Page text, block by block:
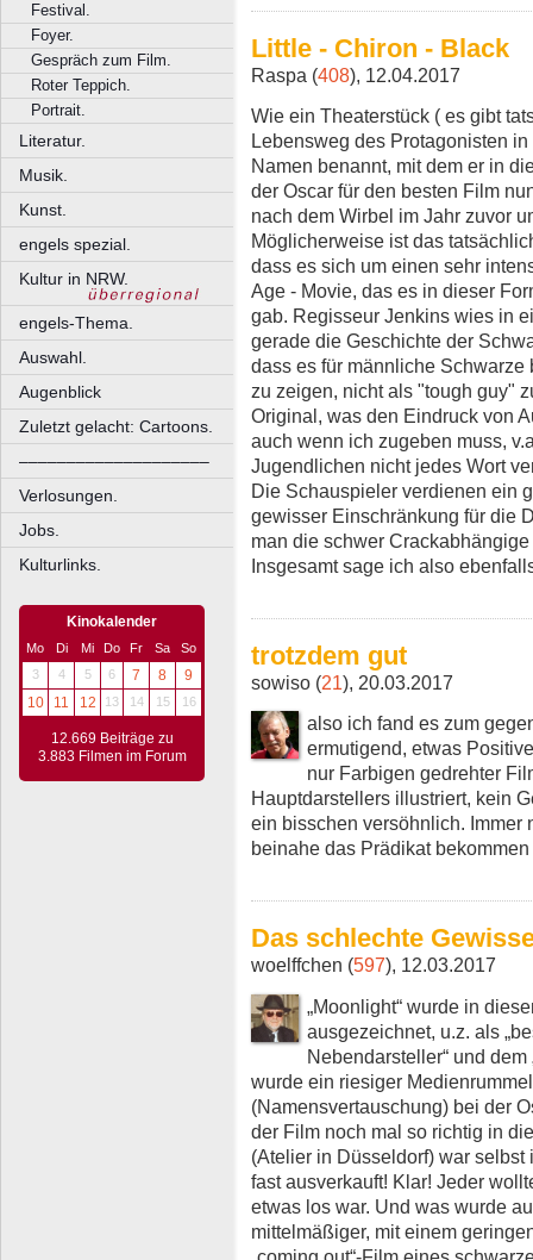
Festival.
Foyer.
Gespräch zum Film.
Roter Teppich.
Portrait.
Literatur.
Musik.
Kunst.
engels spezial.
Kultur in NRW.
engels-Thema.
Auswahl.
Augenblick
Zuletzt gelacht: Cartoons.
––––––––––––––––––––
Verlosungen.
Jobs.
Kulturlinks.
Kinokalender
Mo Di Mi Do Fr Sa
So
3
4 5 6 7 8
9
10
11 12 13 14 15 16
12.669 Beiträge zu
3.883 Filmen im Forum
Little - Chiron - Black
Raspa (408), 12.04.2017
Wie ein Theaterstück ( es gibt
Lebensweg des Protagonisten
Namen benannt, mit dem er in
der Oscar für den besten Film
nach dem Wirbel im Jahr zuvor
Möglicherweise ist das
dass es sich um einen sehr
Age - Movie, das es in dieser
gab. Regisseur Jenkins wies in
gerade die Geschichte der
dass es für männliche
zu zeigen, nicht als "tough guy"
Original, was den Eindruck von
auch wenn ich zugeben muss,
Jugendlichen nicht jedes Wort
Die Schauspieler verdienen ein
gewisser Einschränkung für die
man die schwer
Insgesamt sage ich also
trotzdem gut
sowiso (21), 20.03.2017
also ich fand es zum
ermutigend, etwas
nur Farbigen gedrehter
Hauptdarstellers illustriert, kein
ein bisschen versöhnlich. Immer
beinahe das Prädikat bekommen
Das schlechte
woelffchen (597), 12.03.2017
„Moonlight“ wurde in
ausgezeichnet, u.z. als
Nebendarsteller“ und
wurde ein riesiger
(Namensvertauschung) bei der
der Film noch mal so richtig in
(Atelier in Düsseldorf) war
fast ausverkauft! Klar! Jeder
etwas los war. Und was wurde
mittelmäßiger, mit einem